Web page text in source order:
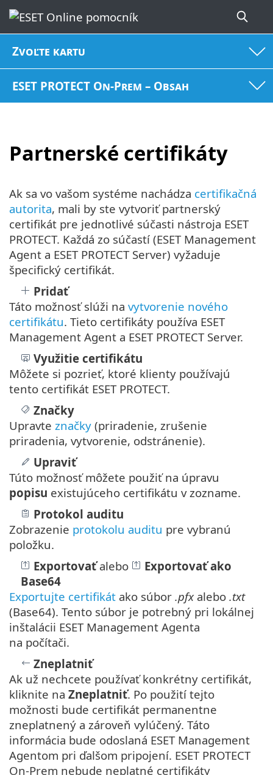
Zvoľte kartu
ESET PROTECT On-Prem – Obsah
Partnerské certifikáty
Ak sa vo vašom systéme nachádza certifikačná
autorita, mali by ste vytvoriť partnerský
certifikát pre jednotlivé súčasti nástroja ESET
PROTECT. Každá zo súčastí (ESET Management
Agent a ESET PROTECT Server) vyžaduje
špecifický certifikát.
Pridať
Táto možnosť slúži na vytvorenie nového
certifikátu. Tieto certifikáty používa ESET
Management Agent a ESET PROTECT Server.
Využitie certifikátu
Môžete si pozrieť, ktoré klienty používajú
tento certifikát ESET PROTECT.
Značky
Upravte značky (priradenie, zrušenie
priradenia, vytvorenie, odstránenie).
Upraviť
Túto možnosť môžete použiť na úpravu
popisu existujúceho certifikátu v zozname.
Protokol auditu
Zobrazenie protokolu auditu pre vybranú
položku.
Exportovaťalebo
Exportovať ako
Base64
Exportujte certifikát ako súbor .pfxalebo .txt
(Base64). Tento súbor je potrebný pri lokálnej
inštalácii ESET Management Agenta
na počítači.
Zneplatniť
Ak už nechcete používať konkrétny certifikát,
kliknite na Zneplatniť. Po použití tejto
možnosti bude certifikát permanentne
zneplatnený a zároveň vylúčený. Táto
informácia bude odoslaná ESET Management
Agentom pri ďalšom pripojení. ESET PROTECT
On-Prem nebude neplatné certifikáty